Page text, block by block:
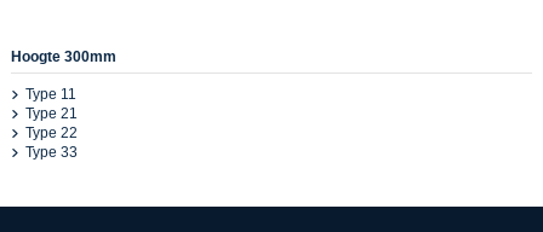
Hoogte 300mm
Type 11
Type 21
Type 22
Type 33